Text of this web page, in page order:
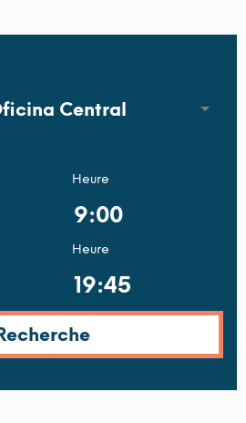
Central
Heure
Heure